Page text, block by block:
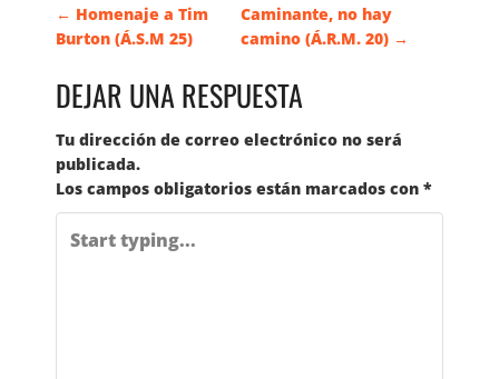
N
A
V
E
G
← Homenaje a Tim
Burton (Á.S.M 25)
Caminante, no hay
camino (Á.R.M. 20) →
DEJAR UNA RESPUESTA
Tu dirección de correo electrónico no será
publicada.
Los campos obligatorios están marcados con *